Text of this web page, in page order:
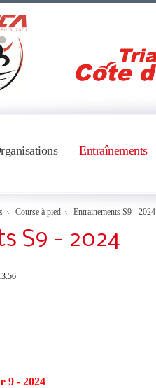
Entraînements
Course à pied Entrainements S9 - 2024
S9 - 2024
9 - 2024